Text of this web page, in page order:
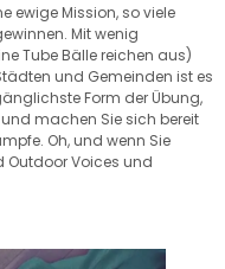
ewige Mission, so viele
Mit wenig
Tube Bälle reichen aus)
und Gemeinden ist es
Form der Übung,
machen Sie sich bereit
Oh, und wenn Sie
Outdoor Voices und